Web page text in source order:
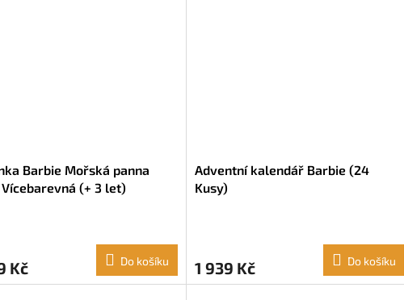
Barbie Mořská panna
(+ 3 let)
Kč Do košíku
Adventní kalendář Barbie (24
Kusy)
1 939 Kč Do košíku